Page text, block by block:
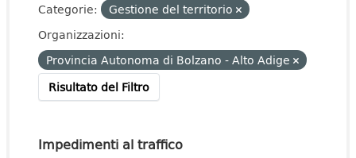
Categorie:
Gestione del territorio
Organizzazioni:
Provincia Autonoma di Bolzano - Alto Adige
Risultato del Filtro
Impedimenti al traffico